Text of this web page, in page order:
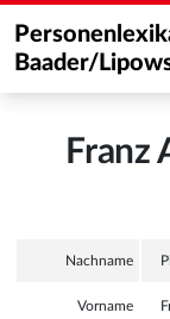
Baader/
Franz
Nachname
Vorname